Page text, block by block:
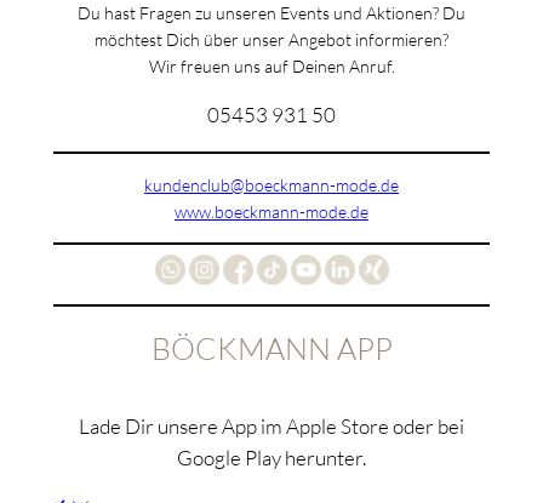
Du hast Fragen zu unseren Events und Aktionen? Du
möchtest Dich über unser Angebot informieren?
Wir freuen uns auf Deinen Anruf.
05453 931 50
kundenclub@boeckmann-mode.de
www.boeckmann-mode.de
BÖCKMANN APP
Lade Dir unsere App im Apple Store oder bei
Google Play herunter.